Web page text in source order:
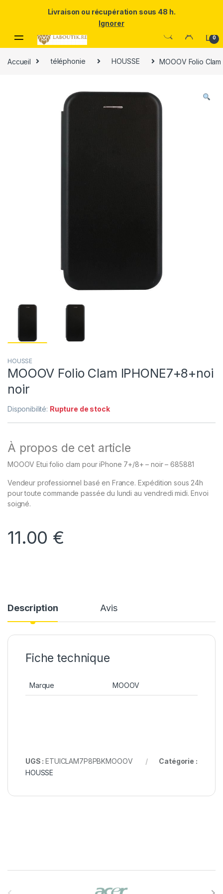
puissance et l'élégance du Samsung Galaxy S25 Ultra à prix réduit.
0
Accueil téléphonie HOUSSE MOOOV Folio
HOUSSE
MOOOV Folio Clam IPHONE7+8+noi
noir
Disponibilité: Rupture de stock
À propos de cet article
MOOOV Etui folio clam pour iPhone 7+/8+ – noir – 685881
Vendeur professionnel basé en France. Expédition sous 24h
pour toute commande passée du lundi au vendredi midi. Envoi
soigné.
11.00 €
Description Avis
Fiche technique
Marque MOOOV
UGS :ETUICLAM7P8PBKMOOOV
Catégorie :
HOUSSE
Livraison ou récupération sous 48 h.
Ignorer